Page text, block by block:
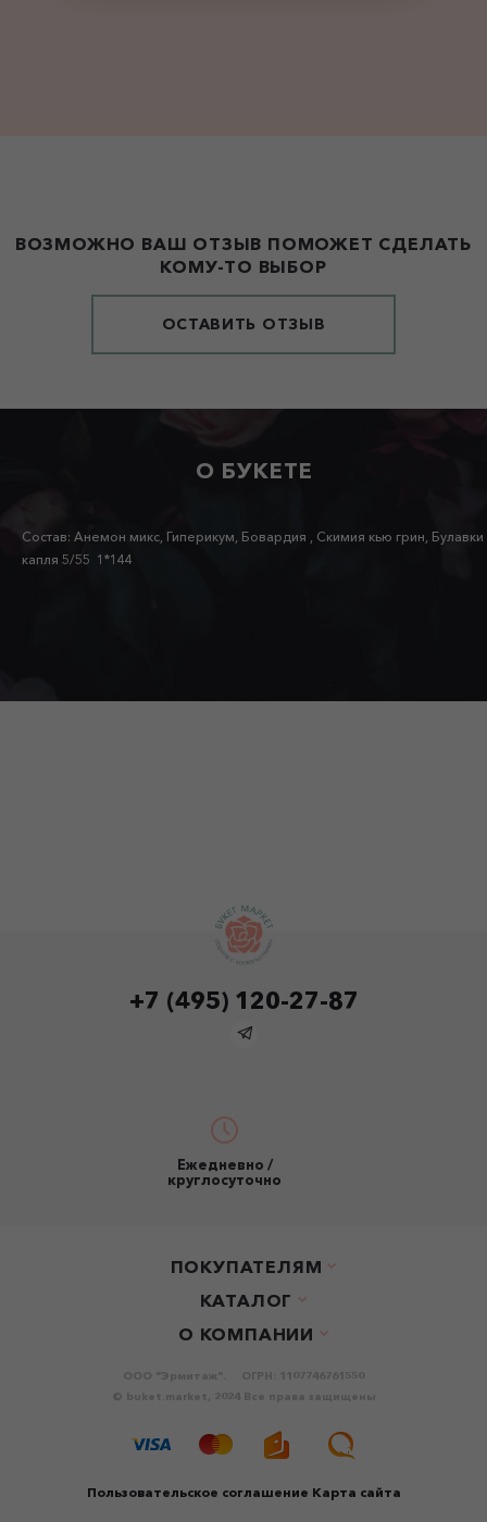
ВОЗМОЖНО ВАШ ОТЗЫВ ПОМОЖЕТ СДЕЛАТЬ
КОМУ-ТО ВЫБОР
ОСТАВИТЬ ОТЗЫВ
О БУКЕТЕ
Состав: Анемон микс, Гиперикум, Бовардия , Скимия кью грин, Булавки
капля 5/55 1*144
+7 (495) 120-27-87
Ежедневно /
круглосуточно
ПОКУПАТЕЛЯМ
КАТАЛОГ
О КОМПАНИИ
Пользовательское соглашение Карта сайта
ООО "Эрмитаж".
ОГРН: 1107746761550
© buket.market, 2024 Все права защищены